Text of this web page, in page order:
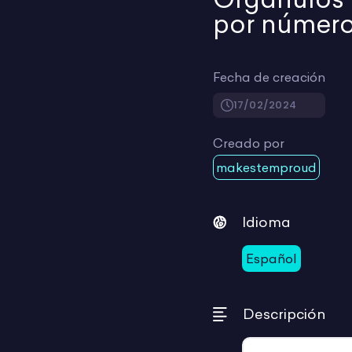
por
Fecha de creación
17/02/2024
Creado por
makestemproud
Idioma
Español
Descripción